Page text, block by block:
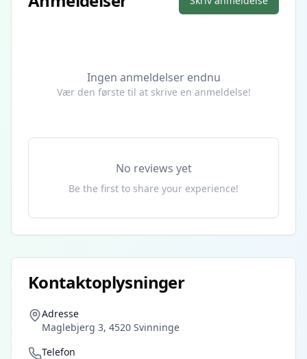
Ingen anmeldelser endnu
Vær den første til at skrive en anmeldelse!
No reviews yet
Be the first to share your experience!
Kontaktoplysninger
Adresse
Maglebjerg 3, 4520 Svinninge
Telefon